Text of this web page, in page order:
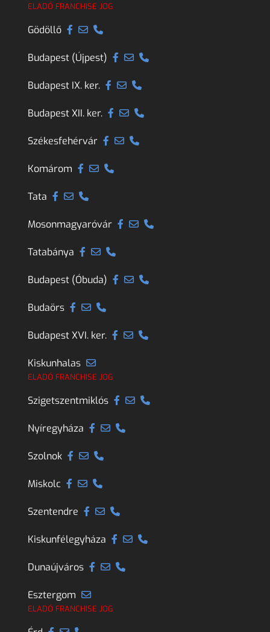
ELADÓ FRANCHISE JOG
Gödöllő
Budapest (Újpest)
Budapest IX. ker.
Budapest XII. ker.
Székesfehérvár
Komárom
Tata
Mosonmagyaróvár
Tatabánya
Budapest (Óbuda)
Budaörs
Budapest XVI. ker.
Kiskunhalas
ELADÓ FRANCHISE JOG
Szigetszentmiklós
Nyíregyháza
Szolnok
Miskolc
Szentendre
Kiskunfélegyháza
Dunaújváros
Esztergom
ELADÓ FRANCHISE JOG